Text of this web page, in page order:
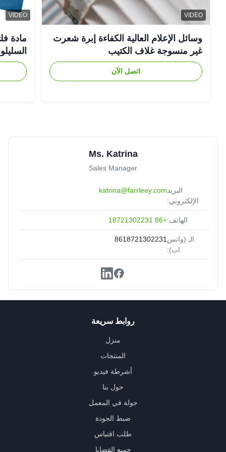
Oct 27.2025
Perfect material solution for our specific dust challenges
Andrew
Sep 16.2025
★★★★★
★★★★★
VIDEO
وسائل الإعلام العالية الكفاءة إبرة شعرت
غير منسوجة غلاف الكتيب
اتصل الآن
VIDEO
مادة
Ms. Katrina
Sales Manager
البريد
الإلكتروني:
katrina@farrleey.com
الهاتف:+86 18721302231
الـ (واتس
اب):
8618721302231
روابط سريعة
منزل
المنتجات
أشرطة فيديو
حول بنا
جولة في المعمل
ضبط الجودة
طلب اقتباس
جميع القضايا